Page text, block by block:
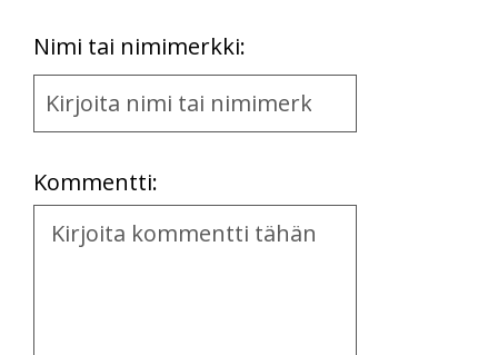
Nimi tai nimimerkki:
Name
and
Kommentti:
Kommentti